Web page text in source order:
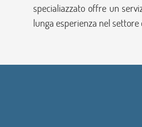
specialiazzato offre un
lunga esperienza nel